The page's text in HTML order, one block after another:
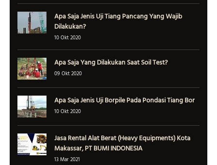
Apa Saja Jenis Uji Tiang Pancang Yang Wajib
Dilakukan?
10 Okt 2020
Apa Saja Yang Dilakukan Saat Soil Test?
09 Okt 2020
Apa Saja Jenis Uji Borpile Pada Pondasi Tiang Bor
10 Okt 2020
Jasa Rental Alat Berat (Heavy Equipments) Kota
Makassar, PT BUMI INDONESIA
13 Mar 2021